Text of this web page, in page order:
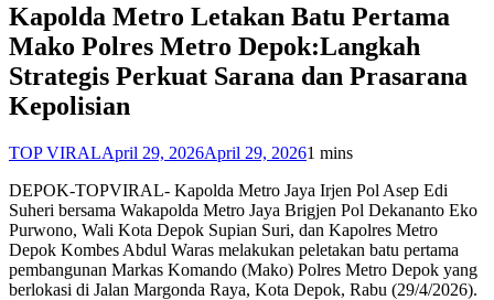
Kapolda Metro Letakan Batu Pertama
Mako Polres Metro Depok:Langkah
Strategis Perkuat Sarana dan Prasarana
Kepolisian
TOP VIRALApril 29, 2026April 29, 20261 mins
DEPOK-TOPVIRAL- Kapolda Metro Jaya Irjen Pol Asep Edi
Suheri bersama Wakapolda Metro Jaya Brigjen Pol Dekananto Eko
Purwono, Wali Kota Depok Supian Suri, dan Kapolres Metro
Depok Kombes Abdul Waras melakukan peletakan batu pertama
pembangunan Markas Komando (Mako) Polres Metro Depok yang
berlokasi di Jalan Margonda Raya, Kota Depok, Rabu (29/4/2026).